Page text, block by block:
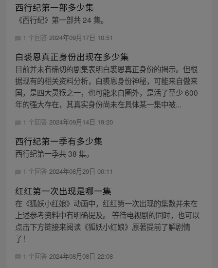
西行纪第一部多少集
《西行纪》第一部共 24 集。
1 个回答 2024年09月17日 10:51
白裘恩真正身份出现在多少集
目前并未有确切的剧集表明白裘恩真正身份的揭示。但根
据现有的相关资料分析，白裘恩身份神秘，可能来自傲来
国，是四大灵猴之一，也可能来自圈外，是活了至少 600
年的强大存在，其真实身份尚未在具体某一集中被...
1 个回答 2024年09月14日 19:20
西行纪第一季有多少集
西行纪第一季共 38 集。
1 个回答 2024年08月29日 00:11
红红第一次出现是哪一集
在《狐妖小红娘》动画中，红红第一次出现的集数并未在
上述参考资料中有明确提及。 等待电视剧的同时，也可以
点击下方链接来阅读《狐妖小红娘》原著提前了解剧情
了！
1 个回答 2024年08月08日 22:08